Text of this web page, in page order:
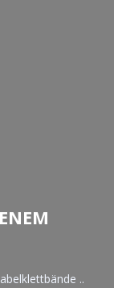
..